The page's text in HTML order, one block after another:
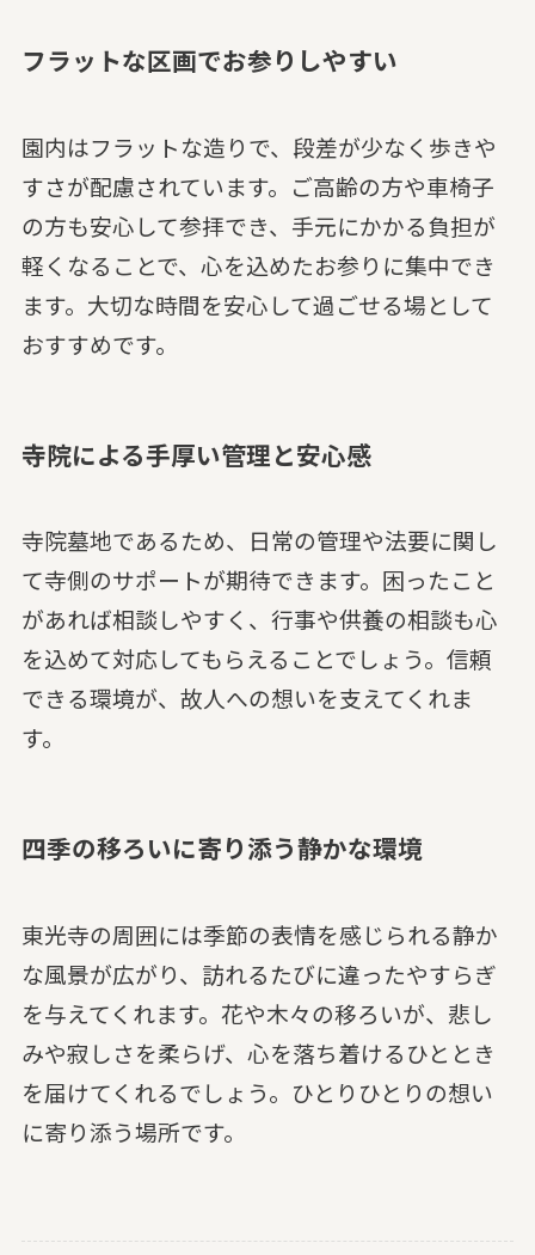
フラットな区画でお参りしやすい
園内はフラットな造りで、段差が少なく歩きや
すさが配慮されています。ご高齢の方や車椅子
の方も安心して参拝でき、手元にかかる負担が
軽くなることで、心を込めたお参りに集中でき
ます。大切な時間を安心して過ごせる場として
おすすめです。
寺院による手厚い管理と安心感
寺院墓地であるため、日常の管理や法要に関し
て寺側のサポートが期待できます。困ったこと
があれば相談しやすく、行事や供養の相談も心
を込めて対応してもらえることでしょう。信頼
できる環境が、故人への想いを支えてくれま
す。
四季の移ろいに寄り添う静かな環境
東光寺の周囲には季節の表情を感じられる静か
な風景が広がり、訪れるたびに違ったやすらぎ
を与えてくれます。花や木々の移ろいが、悲し
みや寂しさを柔らげ、心を落ち着けるひととき
を届けてくれるでしょう。ひとりひとりの想い
に寄り添う場所です。